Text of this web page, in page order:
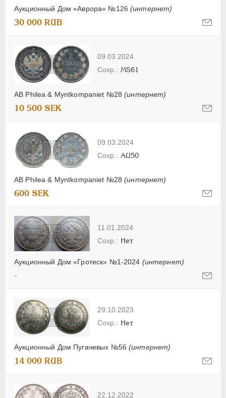
Аукционный Дом «Аврора» №126(интернет)
30 000 RUB
09.03.2024
AB Philea & Myntkompaniet №28(интернет)
MS61
10 500 SEK
09.03.2024
AB Philea & Myntkompaniet №28(интернет)
AU50
600 SEK
11.01.2024
Аукционный Дом «Гротеск» №1-2024 (интернет)
Нет
-
29.10.2023
Аукционный Дом Пугачевых №56(интернет)
Нет
14 000 RUB
22.12.2022